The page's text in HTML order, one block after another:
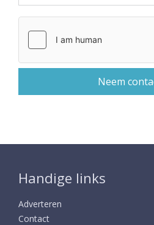
Handige links
Adverteren
Contact